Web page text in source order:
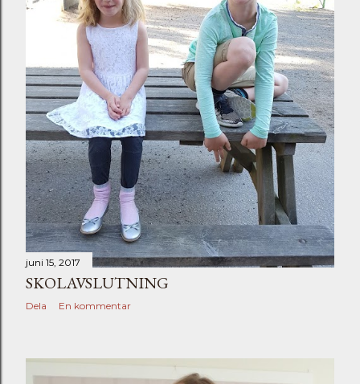
juni 15, 2017
SKOLAVSLUTNING
Dela En kommentar